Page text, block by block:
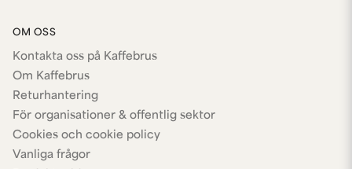
OM OSS
Kontakta oss på Kaffebrus
Om Kaffebrus
Returhantering
För organisationer & offentlig sektor
Cookies och cookie policy
Vanliga frågor